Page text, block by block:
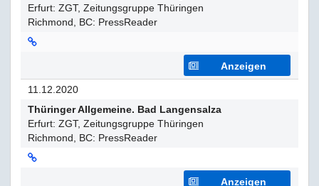
Erfurt: ZGT, Zeitungsgruppe Thüringen
Richmond, BC: PressReader
Anzeigen
11.12.2020
Thüringer Allgemeine. Bad Langensalza
Erfurt: ZGT, Zeitungsgruppe Thüringen
Richmond, BC: PressReader
Anzeigen